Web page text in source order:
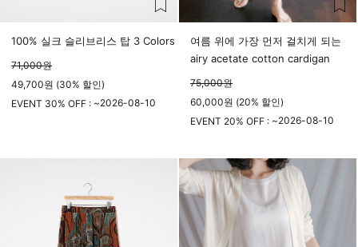
100% 실크 슬리브리스 탑 3 Colors
71,000원
49,700원 (30% 할인)
EVENT 30% OFF : ~2026-08-10
여름 위에 가장 먼저 걸치게 되는
airy acetate cotton cardigan
75,000원
60,000원 (20% 할인)
EVENT 20% OFF : ~2026-08-10